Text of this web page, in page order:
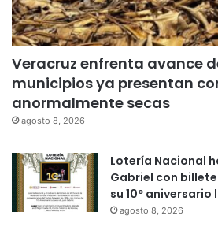
Veracruz enfrenta avance
municipios ya presentan
anormalmente secas
agosto 8, 2026
Lotería Nacional
Gabriel con
su 10º
agosto 8, 2026